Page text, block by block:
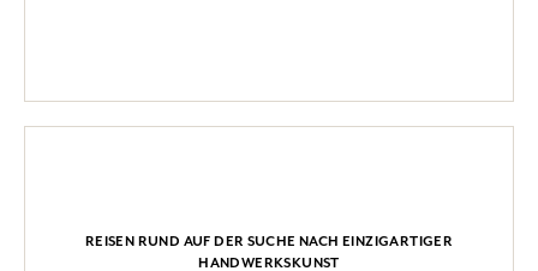
REISEN RUND AUF DER SUCHE NACH EINZIGARTIGER